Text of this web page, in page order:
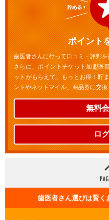
ポイント
歯医者さんに行って口コミ・評判
さらに、ポイントチケット加盟医
ットがもらえて、もっとお得！貯
ントやネットマイル、商品券に交
無料
ロ
歯医者さん選びは賢